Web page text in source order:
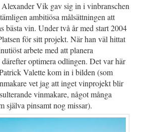
Vik gav sig in i vinbranschen
ambitiösa målsättningen att
bästa vin. Under två år med start 2004
för sitt projekt. När han väl hittat
arbete med att planera
optimera odlingen. Det var här
Valette kom in i bilden (som
vet jag att inget vinprojekt blir
vinmakare, något många
själva pinsamt nog missar).